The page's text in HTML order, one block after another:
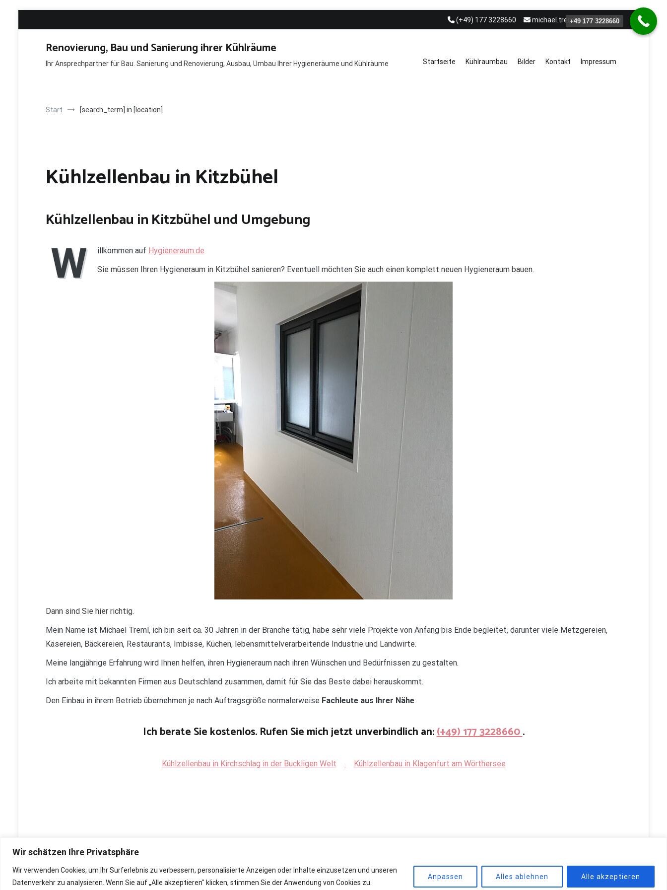
Wir schätzen Ihre Privatsphäre
Wir verwenden Cookies, um Ihr Surferlebnis zu verbessern, personalisierte Anzeigen oder Inhalte einzusetzen und unseren
Datenverkehr zu analysieren. Wenn Sie auf „Alle akzeptieren" klicken, stimmen Sie der Anwendung von Cookies zu.
Anpassen Alles ablehnen Alle akzeptieren
(+49) 177 3228660 michael.treml.b@t-online.de
Renovierung, Bau und Sanierung ihrer Kühlräume
Ihr Ansprechpartner für Bau. Sanierung und Renovierung, Ausbau, Umbau Ihrer Hygieneräume und Kühlräume Startseite Kühlraumbau Bilder Kontakt Impressum
Start [search_term] in [location]
Kühlzellenbau in Kitzbühel
Kühlzellenbau in Kitzbühel und Umgebung
W illkommen auf Hygieneraum.de
Sie müssen Ihren Hygieneraum in Kitzbühel sanieren? Eventuell möchten Sie auch einen komplett neuen Hygieneraum bauen.
Dann sind Sie hier richtig.
Mein Name ist Michael Treml, ich bin seit ca. 30 Jahren in der Branche tätig, habe sehr viele Projekte von Anfang bis Ende begleitet, darunter viele Metzgereien,
Käsereien, Bäckereien, Restaurants, Imbisse, Küchen, lebensmittelverarbeitende Industrie und Landwirte.
Meine langjährige Erfahrung wird Ihnen helfen, ihren Hygieneraum nach ihren Wünschen und Bedürfnissen zu gestalten.
Ich arbeite mit bekannten Firmen aus Deutschland zusammen, damit für Sie das Beste dabei herauskommt.
Den Einbau in ihrem Betrieb übernehmen je nach Auftragsgröße normalerweise Fachleute aus Ihrer Nähe.
Ich berate Sie kostenlos. Rufen Sie mich jetzt unverbindlich an:(+49) 177 3228660.
Kühlzellenbau in Kirchschlag in der Buckligen Welt . Kühlzellenbau in Klagenfurt am Wörthersee
Copyright © 2026Renovierung, Bau und Sanierung ihrer Kühlräume. All rights reserved. Theme:Cenoteby ThemeGrill. Powered by
+49 177 3228660